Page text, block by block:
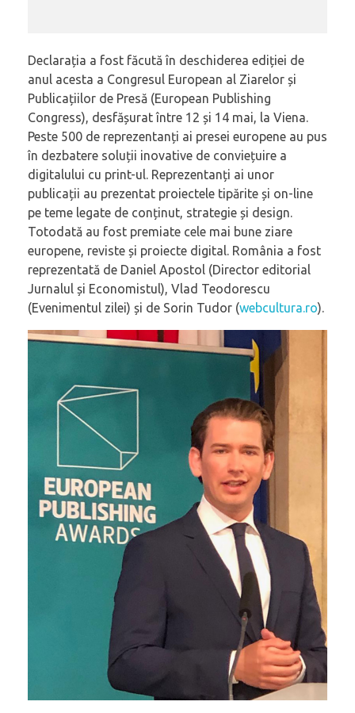
Declarația a fost făcută în deschiderea ediției de
anul acesta a Congresul European al Ziarelor și
Publicațiilor de Presă (European Publishing
Congress), desfășurat între 12 și 14 mai, la Viena.
Peste 500 de reprezentanți ai presei europene au pus
în dezbatere soluții inovative de conviețuire a
digitalului cu print-ul. Reprezentanți ai unor
publicații au prezentat proiectele tipărite și on-line
pe teme legate de conținut, strategie și design.
Totodată au fost premiate cele mai bune ziare
europene, reviste și proiecte digital. România a fost
reprezentată de Daniel Apostol (Director editorial
Jurnalul și Economistul), Vlad Teodorescu
(Evenimentul zilei) și de Sorin Tudor (webcultura.ro).